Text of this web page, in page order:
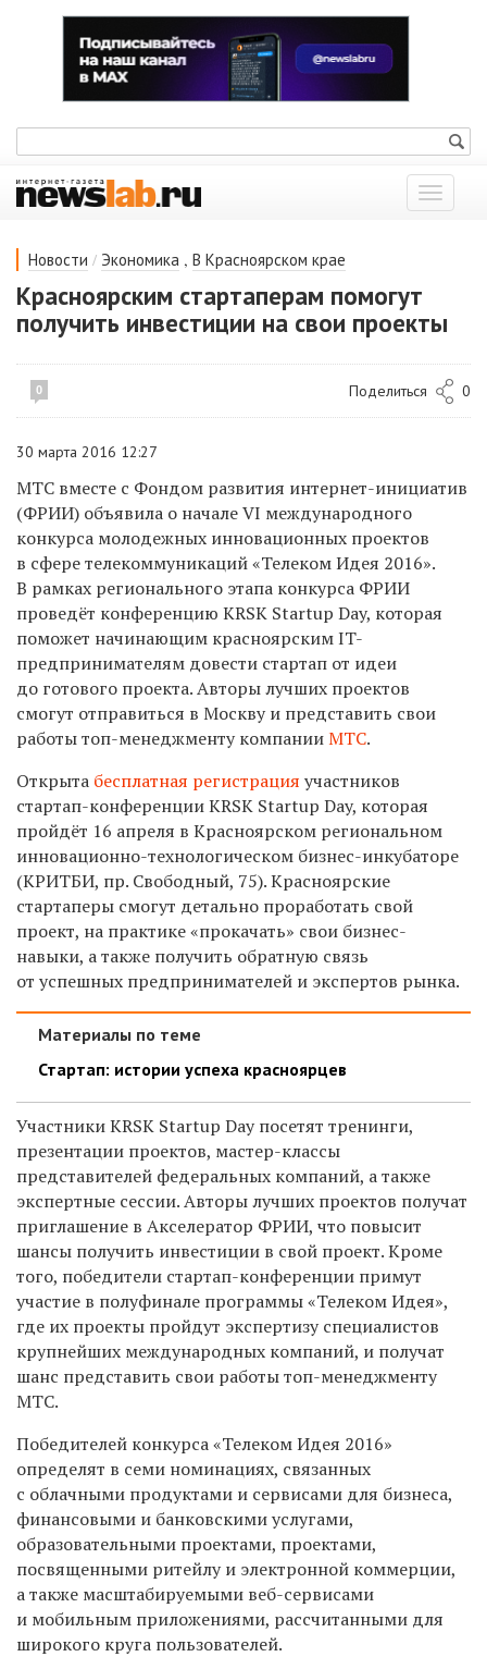
Показать
меню
Новости / Экономика , В Красноярском крае
Красноярским стартаперам помогут
получить инвестиции на свои проекты
0 Поделиться 0
30 марта 2016 12:27
МТС вместе с Фондом развития интернет-инициатив
(ФРИИ) объявила о начале VI международного
конкурса молодежных инновационных проектов
в сфере телекоммуникаций «Телеком Идея 2016».
В рамках регионального этапа конкурса ФРИИ
проведёт конференцию KRSK Startup Day, которая
поможет начинающим красноярскимIT-
предпринимателям довести стартап от идеи
до готового проекта. Авторы лучших проектов
смогут отправиться в Москву и представить свои
работытоп-менеджменту компанииМТС.
Открыта бесплатная регистрация участников
стартап-конференции KRSK Startup Day, которая
пройдёт 16 апреля в Красноярском региональном
инновационно-технологическом бизнес-инкубаторе
(КРИТБИ, пр. Свободный, 75).Красноярские
стартаперы смогут детально проработать свой
проект, на практике «прокачать» свои бизнес-
навыки, а также получить обратную связь
от успешных предпринимателей и экспертов рынка.
Материалы по теме
Стартап: истории успеха красноярцев
Участники KRSK Startup Day посетят тренинги,
презентации проектов, мастер-классы
представителей федеральных компаний, а также
экспертные сессии. Авторы лучших проектов получат
приглашение в Акселератор ФРИИ, что повысит
шансы получить инвестиции в свой проект. Кроме
того, победители стартап-конференции примут
участие в полуфинале программы «Телеком Идея»,
где их проекты пройдут экспертизу специалистов
крупнейших международных компаний, и получат
шанс представить свои работы топ-менеджменту
МТС.
Победителей конкурса«Телеком Идея 2016»
определят в семи номинациях, связанных
с облачными продуктами и сервисами для бизнеса,
финансовыми и банковскими услугами,
образовательными проектами, проектами,
посвященными ритейлу и электронной коммерции,
а также масштабируемыми веб-сервисами
и мобильным приложениями, рассчитанными для
широкого круга пользователей.